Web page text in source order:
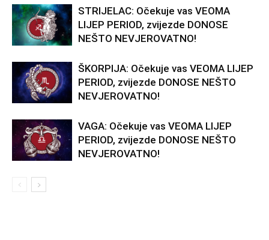
STRIJELAC: Očekuje vas VEOMA
LIJEP PERIOD, zvijezde DONOSE
NEŠTO NEVJEROVATNO!
ŠKORPIJA: Očekuje vas VEOMA LIJEP
PERIOD, zvijezde DONOSE NEŠTO
NEVJEROVATNO!
VAGA: Očekuje vas VEOMA LIJEP
PERIOD, zvijezde DONOSE NEŠTO
NEVJEROVATNO!